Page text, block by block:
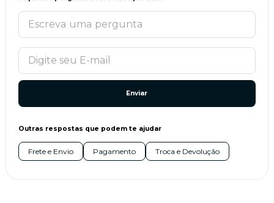
Enviar
Outras respostas que podem te ajudar
Frete e Envio Pagamento Troca e Devolução